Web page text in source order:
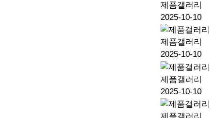
제품갤러리
2025-10-10
제품갤러리
2025-10-10
제품갤러리
2025-10-10
제품갤러리